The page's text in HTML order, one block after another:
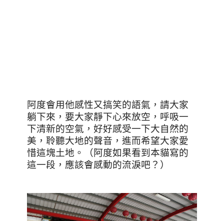
阿度會用他感性又搞笑的語氣，請大家
躺下來，要大家靜下心來放空，呼吸一
下清新的空氣，好好感受一下大自然的
美，聆聽大地的聲音，進而希望大家愛
惜這塊土地。（阿度如果看到本貓寫的
這一段，應該會感動的流淚吧？）